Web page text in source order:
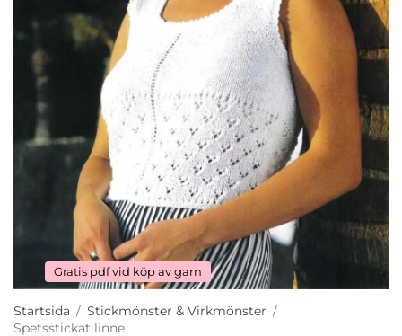
Gratis pdf vid köp av garn
Startsida / Stickmönster & Virkmönster /
Spetsstickat linne